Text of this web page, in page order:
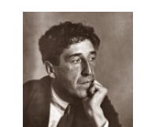
Перейти
содержимому